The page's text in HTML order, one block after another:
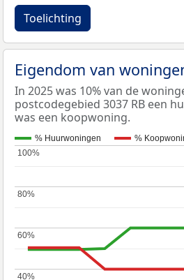
Toelichting
Eigendom van
In 2025 was 10% van de
postcodegebied 3037 RB een
was een koopwoning.
% Huurwoningen %
40%
40%
60%
60%
80%
80%
100%
100%